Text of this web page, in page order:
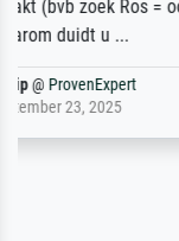
Jürgen
April 22, 2026